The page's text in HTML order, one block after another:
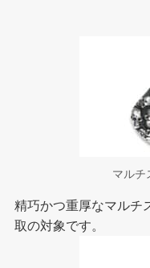
マルチ
精巧かつ重厚なマルチ
取の対象です。